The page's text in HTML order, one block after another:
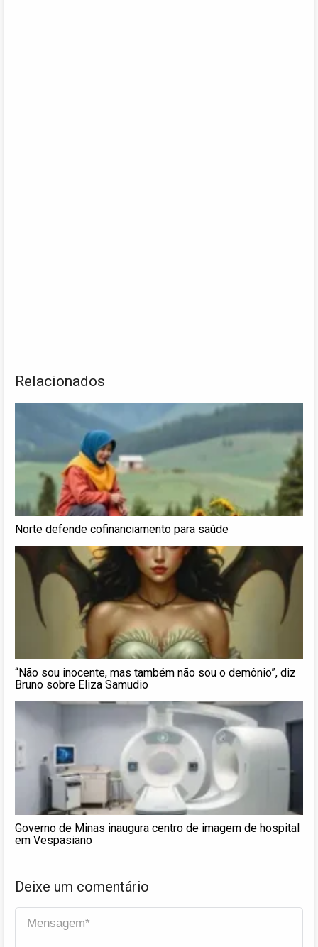
Relacionados
Norte defende cofinanciamento para saúde
“Não sou inocente, mas também não sou o demônio”, diz
Bruno sobre Eliza Samudio
Governo de Minas inaugura centro de imagem de hospital
em Vespasiano
Deixe um comentário